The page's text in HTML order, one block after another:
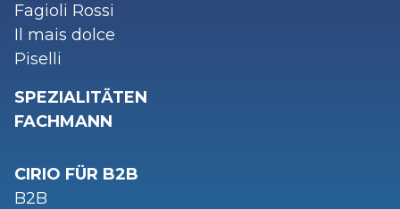
Fagioli Rossi
Il mais dolce
Piselli
SPEZIALITÄTEN
FACHMANN
CIRIO FÜR B2B
B2B